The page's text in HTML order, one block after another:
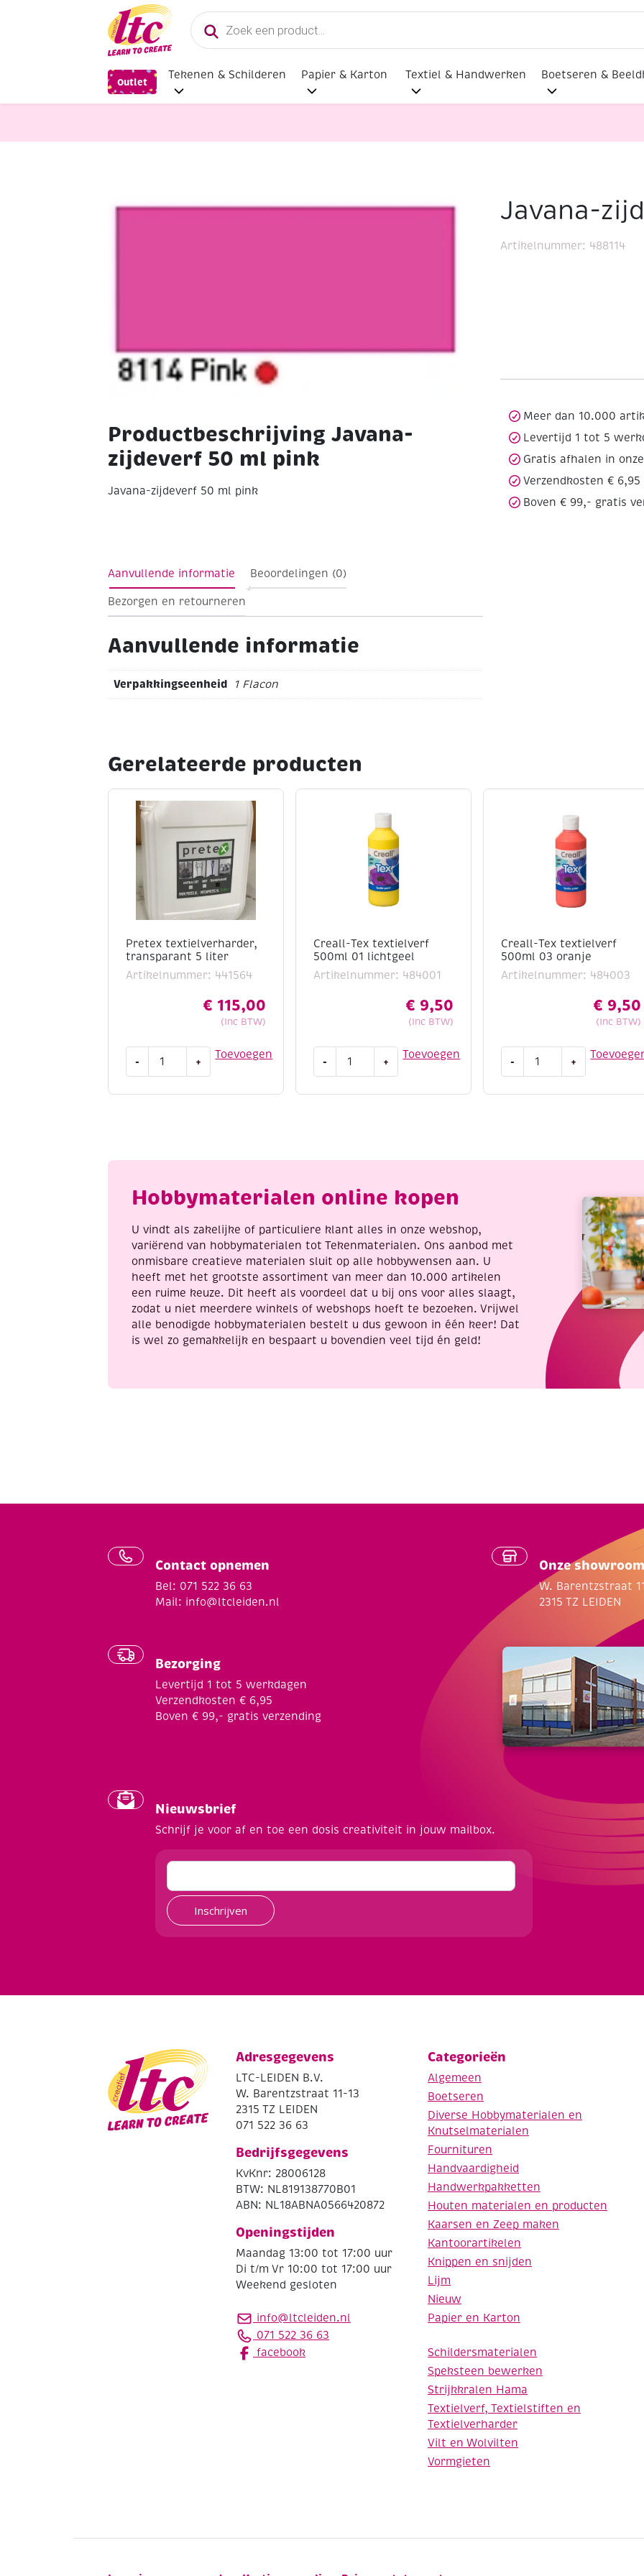
Producten
zoeken
Outlet
Tekenen & Schilderen Papier & Karton Textiel & Handwerken Boetseren &
Javana-zijdeverf 50 ml pink
Productbeschrijving Javana-
zijdeverf 50 ml pink
Javana-zijdeverf 50 ml pink
Javana-
Artikelnummer: 488114
Meer dan 10.000
Levertijd 1 tot 5
Gratis afhalen in
Verzendkosten € 6,95
Boven € 99,- gratis
Aanvullende informatie Beoordelingen (0)
Bezorgen en retourneren
Aanvullende informatie
Verpakkingseenheid 1 Flacon
Gerelateerde producten
Pretex textielverharder,
transparant 5 liter
Artikelnummer: 441564
€ 115,00
(Inc BTW)
Toevoegen
-
textielverharder,
+
Creall-Tex textielverf
500ml 01 lichtgeel
Artikelnummer: 484001
€ 9,50
(Inc BTW)
Toevoegen
- +
Creall-Tex textielverf
500ml 03 oranje
Artikelnummer: 484003
€ 9,50
(Inc BTW)
- +
Hobbymaterialen online kopen
U vindt als zakelijke of particuliere klant alles in onze webshop,
variërend van hobbymaterialen tot Tekenmaterialen. Ons aanbod met
onmisbare creatieve materialen sluit op alle hobbywensen aan. U
heeft met het grootste assortiment van meer dan 10.000 artikelen
een ruime keuze. Dit heeft als voordeel dat u bij ons voor alles slaagt,
zodat u niet meerdere winkels of webshops hoeft te bezoeken. Vrijwel
alle benodigde hobbymaterialen bestelt u dus gewoon in één keer! Dat
is wel zo gemakkelijk en bespaart u bovendien veel tijd én geld!
Contact opnemen
Bel: 071 522 36 63
Mail: info@ltcleiden.nl
Bezorging
Levertijd 1 tot 5 werkdagen
Verzendkosten € 6,95
Boven € 99,- gratis verzending
Onze showroom
W. Barentzstraat
2315 TZ LEIDEN
Nieuwsbrief
Schrijf je voor af en toe een dosis creativiteit in jouw mailbox.
Inschrijven
Adresgegevens
LTC-LEIDEN B.V.
W. Barentzstraat 11-13
2315 TZ LEIDEN
071 522 36 63
Bedrijfsgegevens
KvKnr: 28006128
BTW: NL819138770B01
ABN: NL18ABNA0566420872
Openingstijden
Maandag 13:00 tot 17:00 uur
Di t/m Vr 10:00 tot 17:00 uur
Weekend gesloten
info@ltcleiden.nl
071 522 36 63
facebook
Categorieën
Algemeen
Boetseren
Diverse Hobbymaterialen en
Knutselmaterialen
Fournituren
Handvaardigheid
Handwerkpakketten
Houten materialen en producten
Kaarsen en Zeep maken
Kantoorartikelen
Knippen en snijden
Lijm
Nieuw
Papier en Karton
Schildersmaterialen
Speksteen bewerken
Strijkkralen Hama
Textielverf, Textielstiften en
Textielverharder
Vilt en Wolvilten
Vormgieten